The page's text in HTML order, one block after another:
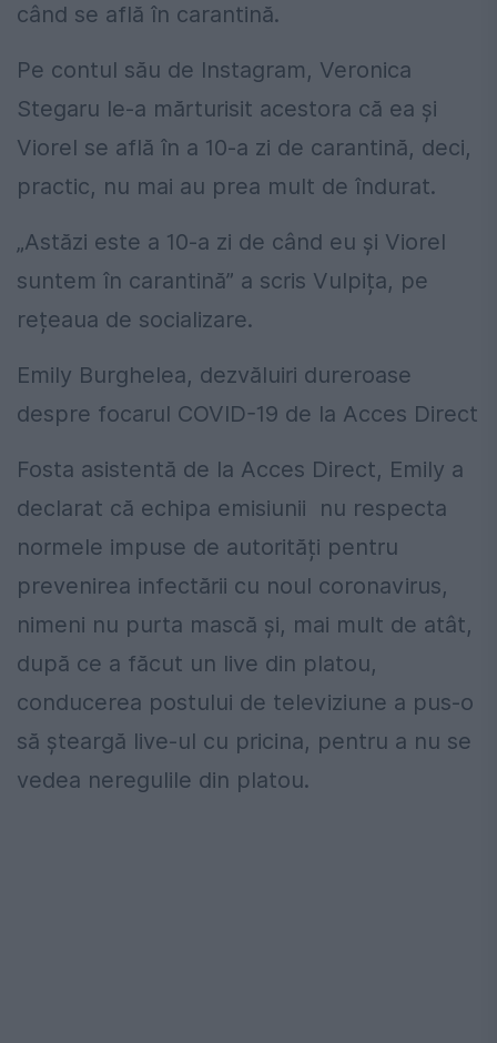
când se află în carantină.
Pe contul său de Instagram, Veronica
Stegaru le-a mărturisit acestora că ea și
Viorel se află în a 10-a zi de carantină, deci,
practic, nu mai au prea mult de îndurat.
„Astăzi este a 10-a zi de când eu și Viorel
suntem în carantină” a scris Vulpița, pe
rețeaua de socializare.
Emily Burghelea, dezvăluiri dureroase
despre focarul COVID-19 de la Acces Direct
Fosta asistentă de la Acces Direct, Emily a
declarat că echipa emisiunii nu respecta
normele impuse de autorități pentru
prevenirea infectării cu noul coronavirus,
nimeni nu purta mască și, mai mult de atât,
după ce a făcut un live din platou,
conducerea postului de televiziune a pus-o
să șteargă live-ul cu pricina, pentru a nu se
vedea neregulile din platou.